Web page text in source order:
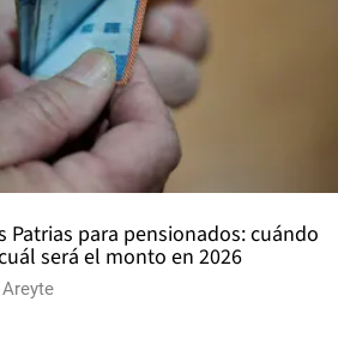
Patrias para pensionados: cuándo
será el monto en 2026